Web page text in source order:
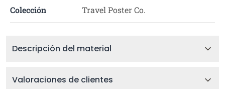
Colección Travel Poster Co.
Descripción del material
Valoraciones de clientes